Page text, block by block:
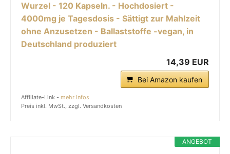
Wurzel - 120 Kapseln. - Hochdosiert -
4000mg je Tagesdosis - Sättigt zur Mahlzeit
ohne Anzusetzen - Ballaststoffe -vegan, in
Deutschland produziert
14,39 EUR
Bei Amazon kaufen
Affiliate-Link - mehr Infos
Preis inkl. MwSt., zzgl. Versandkosten
ANGEBOT